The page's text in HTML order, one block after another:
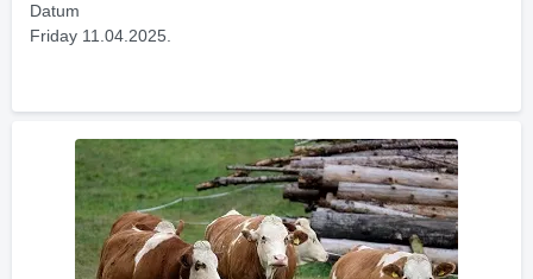
Datum
Friday 11.04.2025.